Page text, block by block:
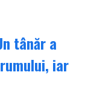
tânăr a
iar